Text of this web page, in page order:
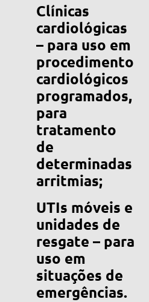
Clínicas
cardiológicas
– para uso em
procedimento
cardiológicos
programados,
para
tratamento
de
determinadas
arritmias;
UTIs móveis e
unidades de
resgate – para
uso em
situações de
emergências.